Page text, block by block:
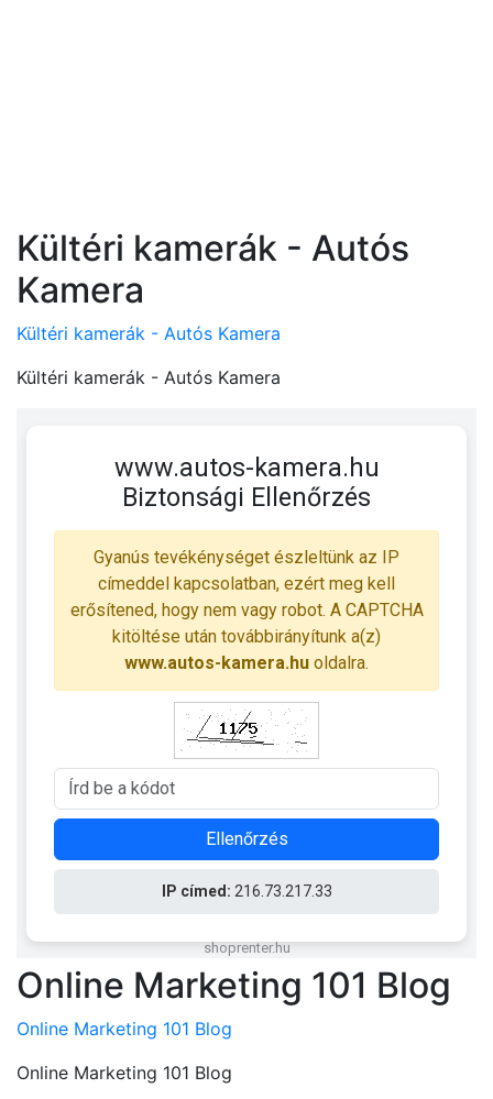
Kültéri kamerák - Autós
Kamera
Kültéri kamerák - Autós Kamera
Kültéri kamerák - Autós Kamera
Online Marketing 101 Blog
Online Marketing 101 Blog
Online Marketing 101 Blog